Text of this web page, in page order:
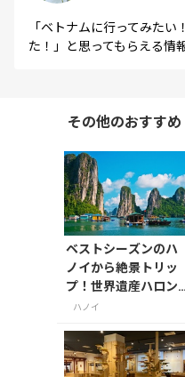
「ベトナムに行ってみた
た！」と思ってもらえる情
その他のおすすめ
ベストシーズンのハ
ノイから絶景トリッ
プ！世界遺産ハロン
湾と少数民族の里サ
ハノイ